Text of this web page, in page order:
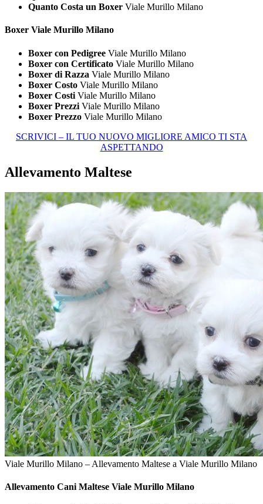
Quanto Costa un Boxer Viale Murillo Milano
Boxer Viale Murillo Milano
Boxer con Pedigree Viale Murillo Milano
Boxer con Certificato Viale Murillo Milano
Boxer di Razza Viale Murillo Milano
Boxer Costo Viale Murillo Milano
Boxer Costi Viale Murillo Milano
Boxer Prezzi Viale Murillo Milano
Boxer Prezzo Viale Murillo Milano
SCRIVICI – IL TUO NUOVO MIGLIORE AMICO TI STA
ASPETTANDO
Allevamento Maltese
Viale Murillo Milano – Allevamento Maltese a Viale Murillo Milano
Allevamento Cani Maltese Viale Murillo Milano